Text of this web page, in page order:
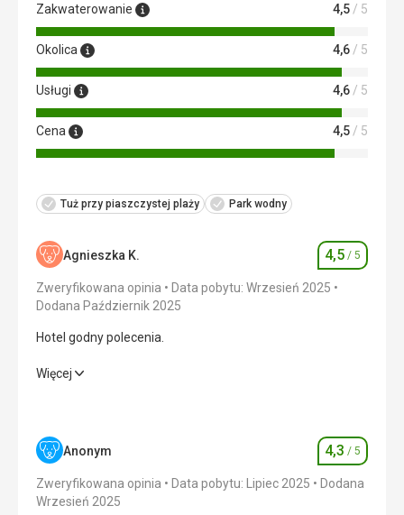
Zakwaterowanie 4,5 / 5
Okolica 4,6 / 5
Usługi 4,6 / 5
Cena 4,5 / 5
Tuż przy piaszczystej plaży Park wodny
Agnieszka K. Ocena
4,5 / 5
Zweryfikowana opinia
Data pobytu: Wrzesień 2025
Dodana Październik 2025
Hotel godny polecenia.
Hotel godny polecenia.
Zakwaterowanie 5,0/ 5
Okolica 4,0/ 5
Więcej
Anonym Ocena
4,3 / 5
Zweryfikowana opinia Data pobytu: Lipiec 2025
Dodana
Wrzesień 2025